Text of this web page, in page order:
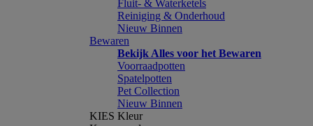
Fluit- & Waterketels
Reiniging & Onderhoud
Nieuw Binnen
Bewaren
Bekijk Alles voor het Bewaren
Voorraadpotten
Spatelpotten
Pet Collection
Nieuw Binnen
KIES Kleur